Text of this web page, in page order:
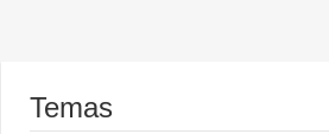
Temas